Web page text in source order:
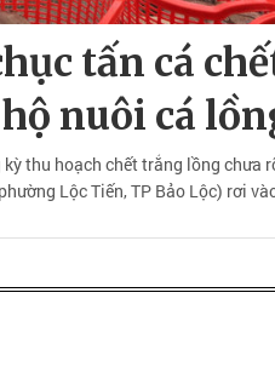
tấn cá
nuôi cá
thu hoạch chết trắng lồng chưa
Lộc Tiến, TP Bảo Lộc) rơi